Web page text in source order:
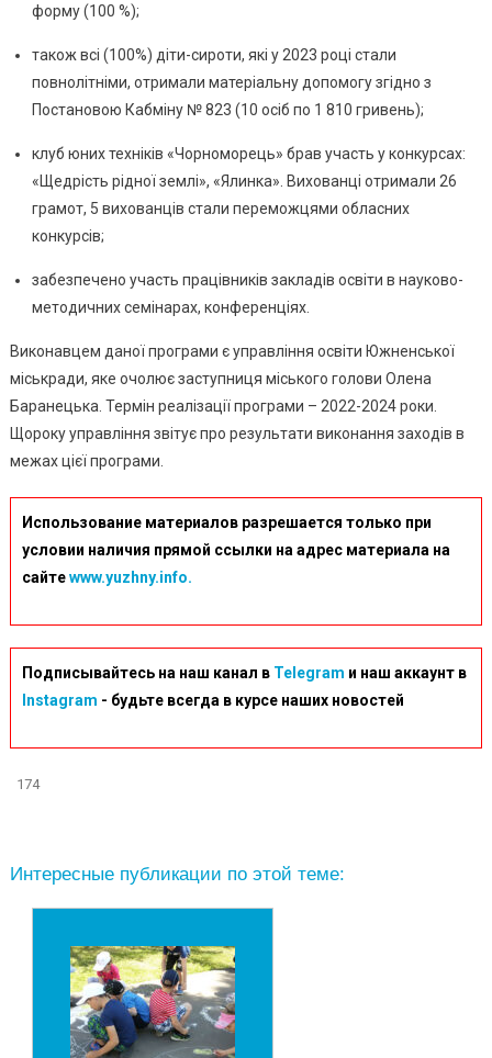
форму (100 %);
також всі (100%) діти-сироти, які у 2023 році стали
повнолітніми, отримали матеріальну допомогу згідно з
Постановою Кабміну № 823 (10 осіб по 1 810 гривень);
клуб юних техніків «Чорноморець» брав участь у конкурсах:
«Щедрість рідної землі», «Ялинка». Вихованці отримали 26
грамот, 5 вихованців стали переможцями обласних
конкурсів;
забезпечено участь працівників закладів освіти в науково-
методичних семінарах, конференціях.
Виконавцем даної програми є управління освіти Южненської
міськради, яке очолює заступниця міського голови Олена
Баранецька. Термін реалізації програми – 2022-2024 роки.
Щороку управління звітує про результати виконання заходів в
межах цієї програми.
Использование материалов разрешается только при
условии наличия прямой ссылки на адрес материала на
сайтеwww.yuzhny.info.
Подписывайтесь на наш канал в Telegram и наш аккаунт в
Instagram - будьте всегда в курсе наших новостей
174
Интересные публикации по этой теме: